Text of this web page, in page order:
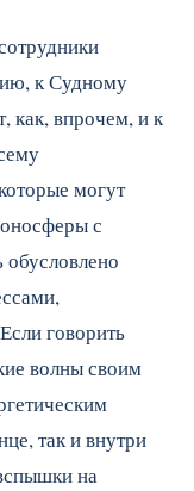
к Судному
как, впрочем, и к
могут
с
говорить
волны своим
так и внутри
на